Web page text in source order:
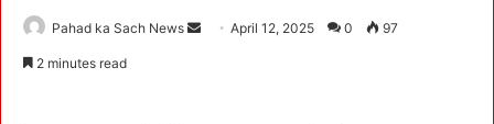
Pahad ka Sach News April 12, 2025 0 97
2 minutes read